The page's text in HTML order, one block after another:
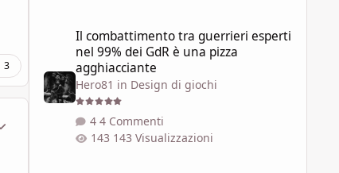
3
Autore
Il combattimento tra guerrieri esperti
nel 99% dei GdR è una pizza
agghiacciante
Hero81 in Design di giochi
4 Commenti
143 Visualizzazioni